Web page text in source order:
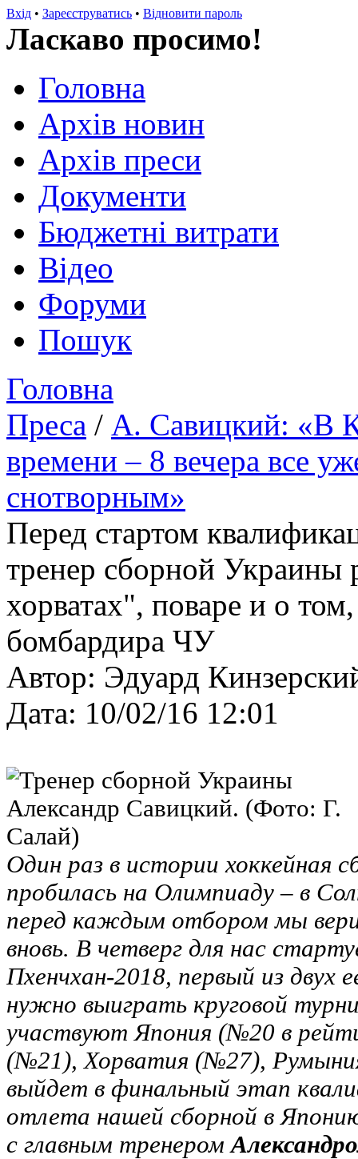
Вхід • Зареєструватись • Відновити пароль
Ласкаво просимо!
Головна
Архів новин
Архів преси
Документи
Бюджетні витрати
Відео
Форуми
Пошук
Головна
Преса / А. Савицкий: «В
времени – 8 вечера все
снотворным»
Перед стартом
тренер сборной Украины
хорватах", поваре и о
бомбардира ЧУ
Автор: Эдуард
Дата: 10/02/16 12:01
Один раз в истории хоккейная
пробилась на Олимпиаду – в
перед каждым отбором мы
вновь. В четверг для нас
Пхенчхан-2018, первый из двух
нужно выиграть круговой
участвуют Япония (№20 в
(№21), Хорватия (№27),
выйдет в финальный этап
отлета нашей сборной в
с главным тренером